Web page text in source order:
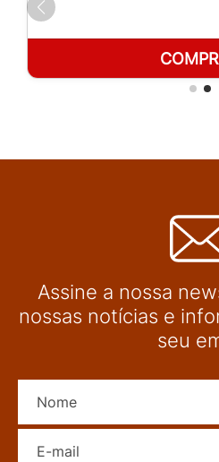
Assine a nossa
nossas notícias e
seu